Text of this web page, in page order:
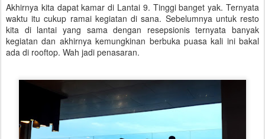
Akhirnya kita dapat kamar di Lantai 9. Tinggi banget yak. Ternyata
waktu itu cukup ramai kegiatan di sana. Sebelumnya untuk resto
kita di lantai yang sama dengan resepsionis ternyata banyak
kegiatan dan akhirnya kemungkinan berbuka puasa kali ini bakal
ada di rooftop. Wah jadi penasaran.